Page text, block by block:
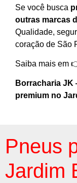
Se você busca
outras marcas
Qualidade,
coração de São
Saiba mais em
Borracharia
premium no
Pneus
Jardim